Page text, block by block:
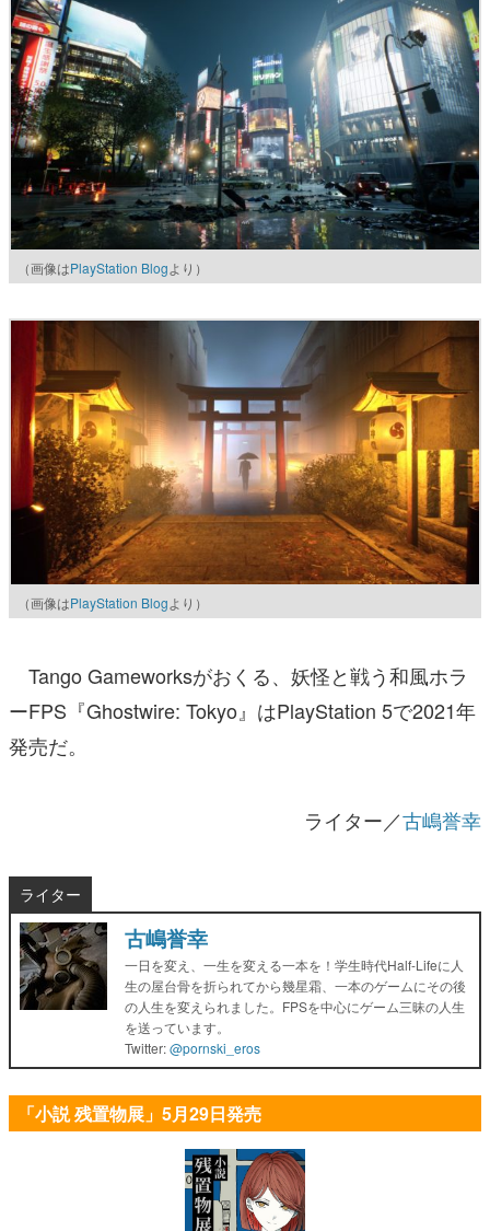
（画像はPlayStation Blogより）
（画像はPlayStation Blogより）
Tango Gameworksがおくる、妖怪と戦う和風ホラ
ーFPS『Ghostwire: Tokyo』はPlayStation 5で2021年
発売だ。
ライター／古嶋誉幸
ライター
古嶋誉幸
一日を変え、一生を変える一本を！学生時代Half-Lifeに人
生の屋台骨を折られてから幾星霜、一本のゲームにその後
の人生を変えられました。FPSを中心にゲーム三昧の人生
を送っています。
Twitter:@pornski_eros
「小説 残置物展」5月29日発売